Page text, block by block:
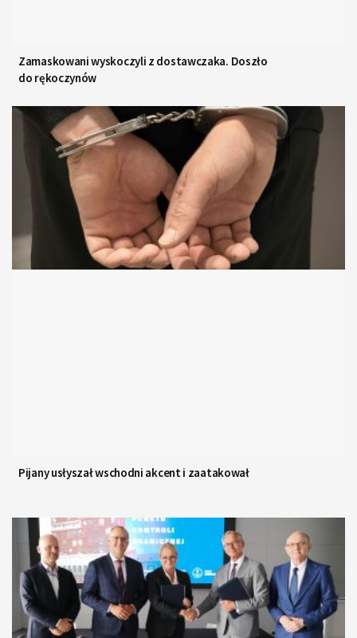
Zamaskowani wyskoczyli z dostawczaka. Doszło
do rękoczynów
Pijany usłyszał wschodni akcent i zaatakował